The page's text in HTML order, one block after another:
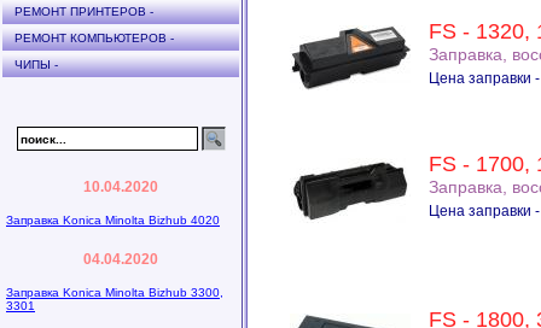
РЕМОНТ ПРИНТЕРОВ -
РЕМОНТ КОМПЬЮТЕРОВ -
ЧИПЫ -
10.04.2020
Заправка Konica Minolta Bizhub 4020
04.04.2020
Заправка Konica Minolta Bizhub 3300,
3301
FS - 1320,
Заправка,
Цена заправки
FS - 1700,
Заправка,
Цена заправки
FS - 1800,